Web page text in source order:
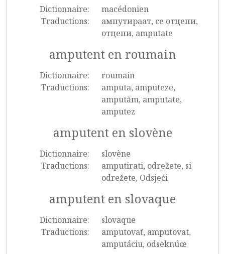
Dictionnaire:
macédonien
Traductions:
ампутираат, се отцепи,
отцепи, amputate
amputent en roumain
Dictionnaire:
roumain
Traductions:
amputa, amputeze,
amputăm, amputate,
amputez
amputent en slovène
Dictionnaire:
slovène
Traductions:
amputirati, odrežete, si
odrežete, Odsjeći
amputent en slovaque
Dictionnaire:
slovaque
Traductions:
amputovať, amputovat,
amputáciu, odseknúœ